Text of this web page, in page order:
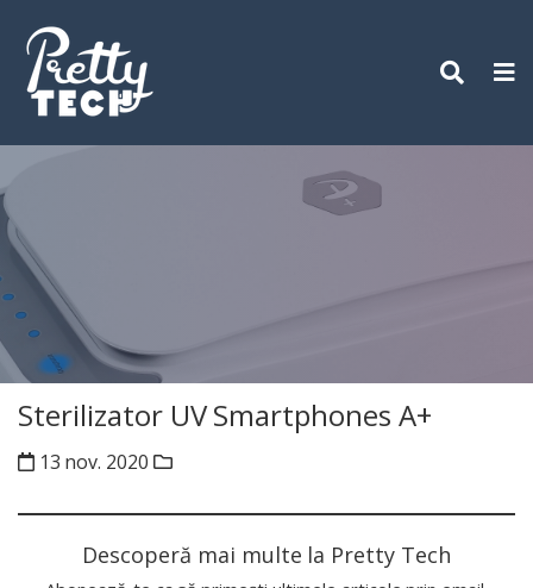
content
Sterilizator UV Smartphones A+
13 nov. 2020
Descoperă mai multe la Pretty Tech